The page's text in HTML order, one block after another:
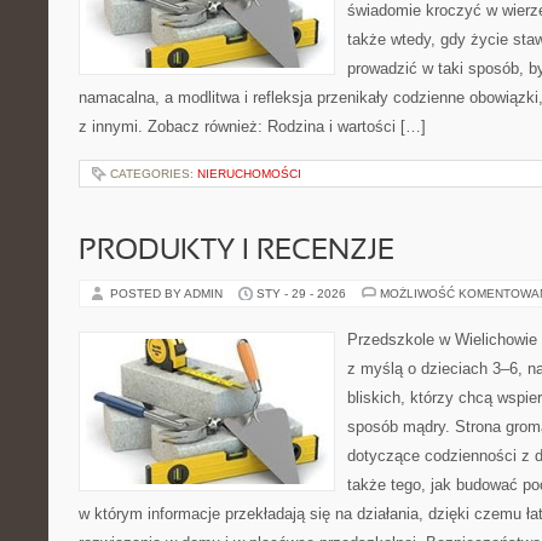
świadomie kroczyć w
także wtedy, gdy życie
prowadzić w taki sposób,
namacalna, a modlitwa i refleksja przenikały codzienne
z innymi. Zobacz również: Rodzina i wartości […]
CATEGORIES: NIERUCHOMOŚCI
PRODUKTY I RECENZJE
POSTED BY ADMIN STY - 29 - 2026 MOŻLIWOŚĆ
Przedszkole w
z myślą o dzieciach 3–6,
bliskich, którzy chcą
sposób mądry. Strona
dotyczące codzienności z
także tego, jak budować
w którym informacje przekładają się na działania, dzięki czemu